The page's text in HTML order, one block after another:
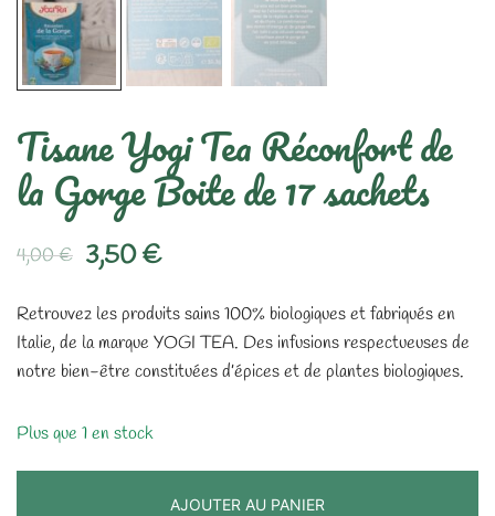
Tisane Yogi Tea Réconfort de
la Gorge Boite de 17 sachets
4,00€ Le
prix
initial
était :
4,00 €.
3,50€Le
prix
actuel
est :
Retrouvez les produits sains 100% biologiques et fabriqués en
Italie, de la marque YOGI TEA. Des infusions respectueuses de
notre bien-être constituées d’épices et de plantes biologiques.
Plus que 1 en stock
AJOUTER AU PANIER